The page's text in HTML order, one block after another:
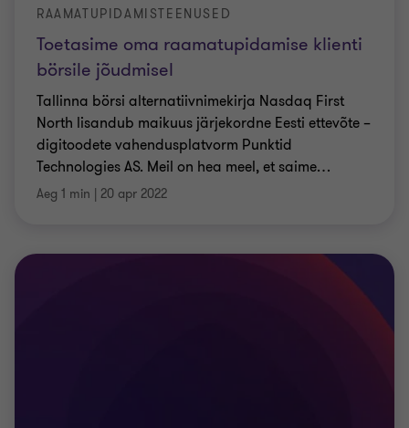
Toetasime oma raamatupidamise klienti
börsile jõudmisel
RAAMATUPIDAMISTEENUSED
Tallinna börsi alternatiivnimekirja Nasdaq First
North lisandub maikuus järjekordne Eesti ettevõte –
digitoodete vahendusplatvorm Punktid
Technologies AS. Meil on hea meel, et saime…
Aeg 1 min | 20 apr 2022